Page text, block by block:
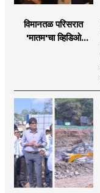
विमानतळ परिसरात
'मातम'चा व्हिडिओ